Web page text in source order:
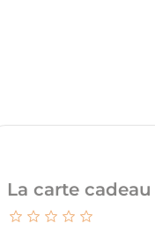
La carte cadeau